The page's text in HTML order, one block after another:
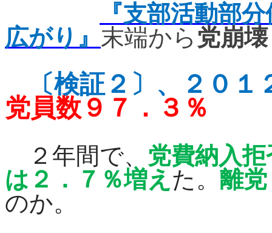
『支部活動部
広がり』 末端から 党崩
〔検証２〕、
２０１
党員数９７．３％
２年間で、 党費納入
は２．７％増え た。 離
のか。